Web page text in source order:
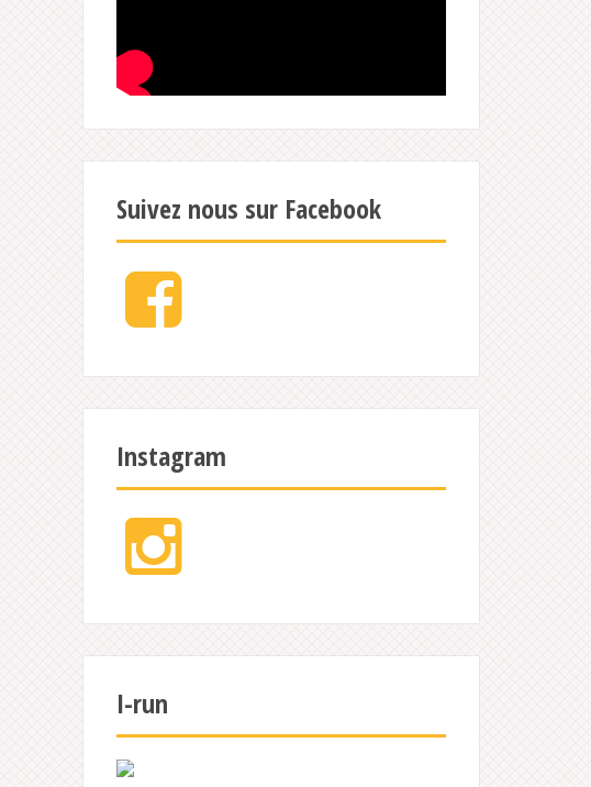
Suivez nous sur Facebook
Facebook
Instagram
Instagram
I-run